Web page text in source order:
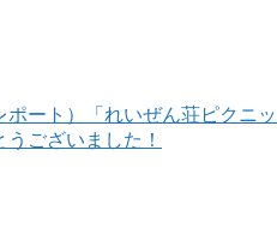
ポート）「れいぜん荘ピクニ
ございました！